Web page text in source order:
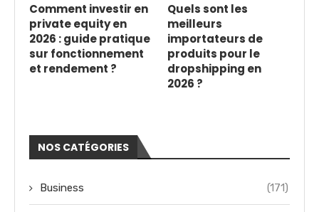
Comment investir en
private equity en
2026 : guide pratique
sur fonctionnement
et rendement ?
Quels sont les
meilleurs
importateurs de
produits pour le
dropshipping en
2026 ?
NOS CATÉGORIES
Business (171)